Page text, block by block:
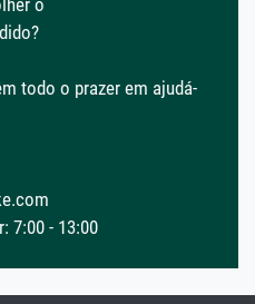
todo o prazer em ajudá-
7:00 - 13:00